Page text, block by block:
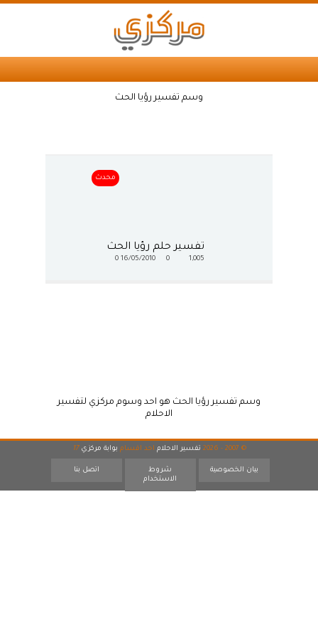
وسم تفسير رؤيا الحث
محدث
تفسير حلم رؤيا الحث
1,005
16/05/2010
0
وسم تفسير رؤيا الحث هو احد وسوم مركزي لتفسير
الاحلام
© 2007 - 2026 تفسير الاحلام احد اقسام بوابة مركزي 17
بيان الخصوصية
شروط
الاستخدام
اتصل بنا